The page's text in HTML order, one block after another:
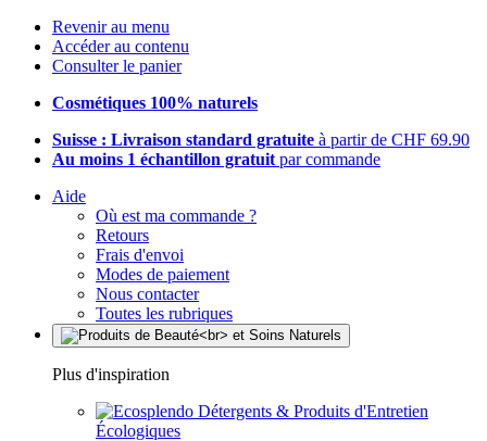
Revenir au menu
Accéder au contenu
Consulter le panier
Cosmétiques 100% naturels
Suisse : Livraison standard gratuite à partir de CHF 69.90
Au moins 1 échantillon gratuit par commande
Aide
Où est ma commande ?
Retours
Frais d'envoi
Modes de paiement
Nous contacter
Toutes les rubriques
Plus d'inspiration
Détergents & Produits d'Entretien
Écologiques